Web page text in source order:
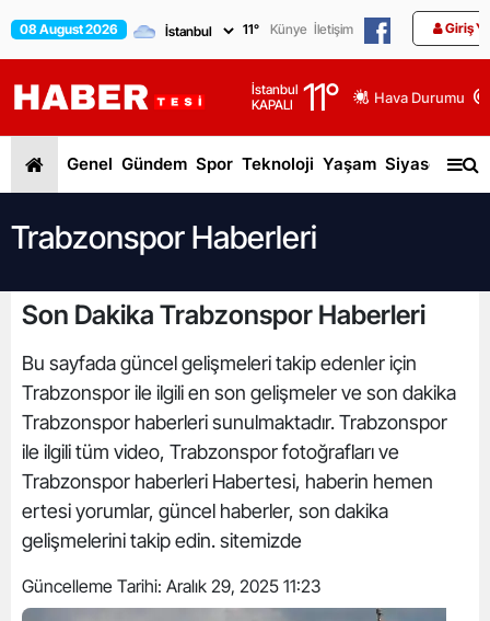
08 August 2026 11° Künye İletişim Giriş
İstanbul
KAPALI
11° Hava Durumu
Genel Gündem Spor Teknoloji Yaşam Siyaset
Trabzonspor Haberleri
Son Dakika Trabzonspor Haberleri
Bu sayfada güncel gelişmeleri takip edenler için
Trabzonspor ile ilgili en son gelişmeler ve son dakika
Trabzonspor haberleri sunulmaktadır. Trabzonspor
ile ilgili tüm video, Trabzonspor fotoğrafları ve
Trabzonspor haberleri Habertesi, haberin hemen
ertesi yorumlar, güncel haberler, son dakika
gelişmelerini takip edin. sitemizde
Güncelleme Tarihi: Aralık 29, 2025 11:23